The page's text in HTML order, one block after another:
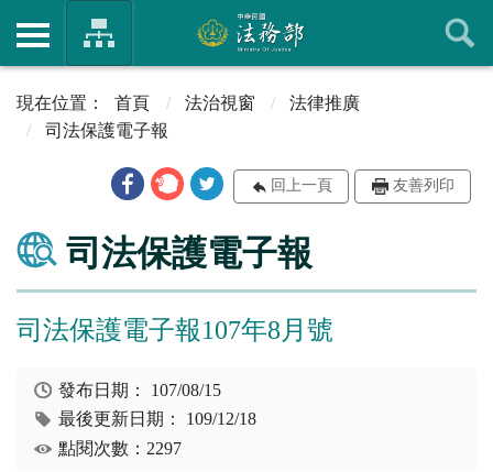
首頁 法治視窗
法律推廣
司法保護電子報
回上一頁 友善列印
司法保護電子報
司法保護電子報107年8月號
發布日期： 107/08/15
最後更新日期： 109/12/18
點閱次數：2297